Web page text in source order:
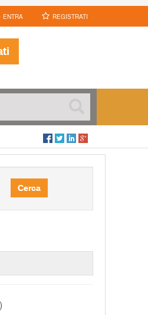
ENTRA REGISTRATI
Cerca